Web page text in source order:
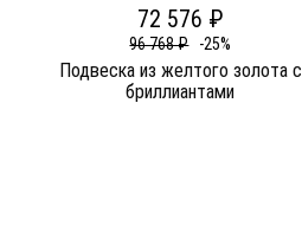
72 576 ₽
96 768 ₽ -25%
Подвеска из желтого золота c
бриллиантами